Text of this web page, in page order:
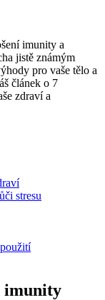
imunity a
jistě známým
pro vaše tělo a
článek o 7
zdraví a
stresu
imunity